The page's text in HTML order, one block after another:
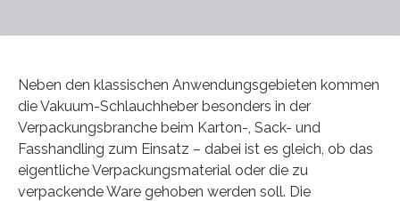
Neben den klassischen Anwendungsgebieten kommen
die Vakuum-Schlauchheber besonders in der
Verpackungsbranche beim Karton-, Sack- und
Fasshandling zum Einsatz – dabei ist es gleich, ob das
eigentliche Verpackungsmaterial oder die zu
verpackende Ware gehoben werden soll. Die